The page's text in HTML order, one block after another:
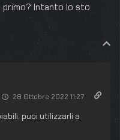
primo? Intanto lo sto
28 Ottobre 2022 11:27
puoi utilizzarli a